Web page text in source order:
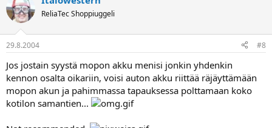
ReliaTec Shoppiuggeli
29.8.2004 #8
Jos jostain syystä mopon akku menisi jonkin yhdenkin
kennon osalta oikariin, voisi auton akku riittää räjäyttämään
mopon akun ja pahimmassa tapauksessa polttamaan koko
kotilon samantien...